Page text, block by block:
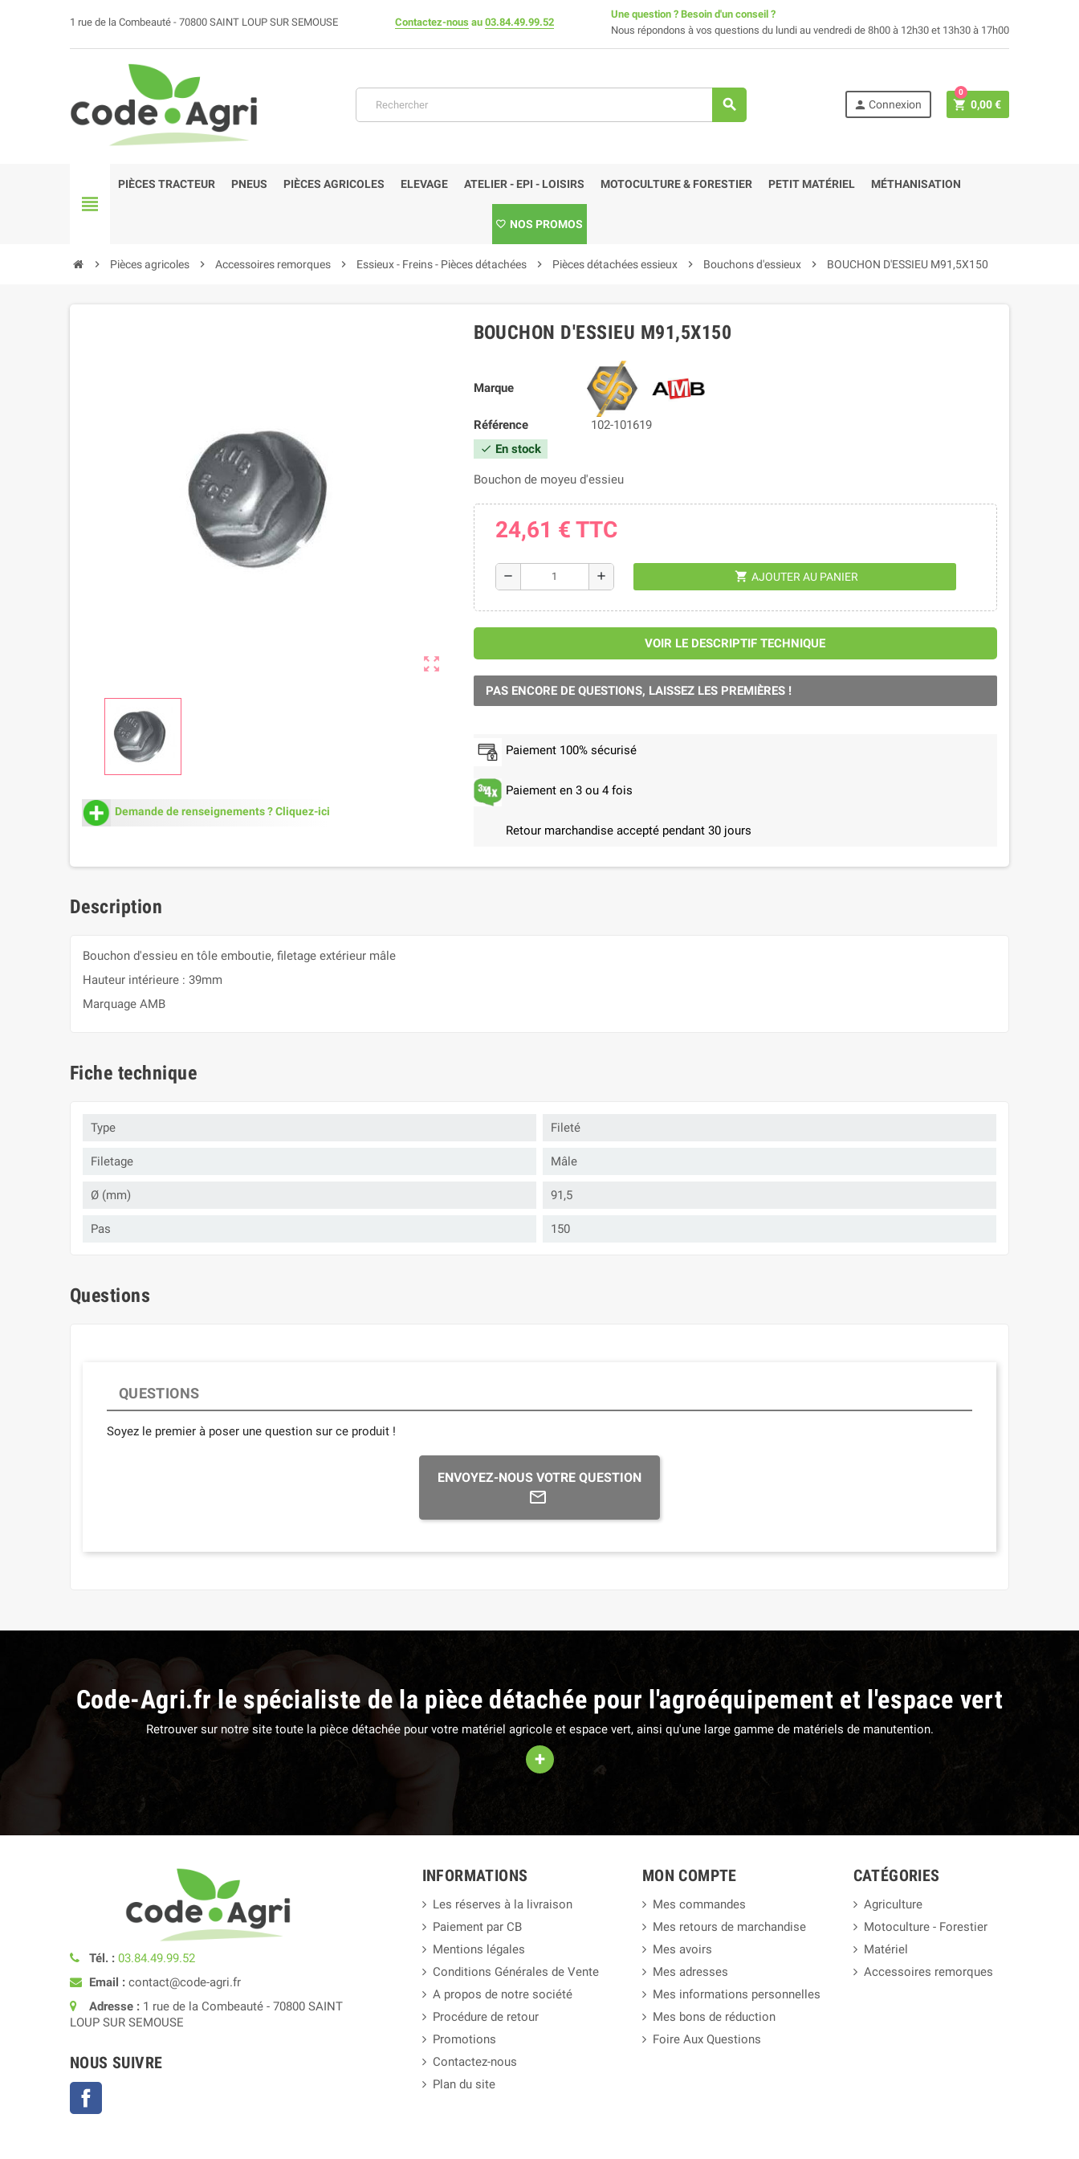
1 rue de la Combeauté - 70800 SAINT LOUP SUR SEMOUSE Contactez-nous au 03.84.49.99.52
Une question ? Besoin d'un conseil ?
Nous répondons à vos questions du lundi au vendredi de 8h00 à 12h30 et 13h30 à 17h00
search person Connexion shopping_cart 0,00 €
0
view_headline
PIÈCES TRACTEUR PNEUS PIÈCES AGRICOLES ELEVAGE ATELIER - EPI - LOISIRS MOTOCULTURE & FORESTIER PETIT MATÉRIEL MÉTHANISATION
NOS PROMOS
chevron_right Pièces agricoles chevron_right Accessoires remorques chevron_right Essieux - Freins - Pièces détachées chevron_right Pièces détachées essieux chevron_right Bouchons d'essieux chevron_right BOUCHON D'ESSIEU M91,5X150
zoom_out_map
Demande de renseignements ? Cliquez-ici
BOUCHON D'ESSIEU M91,5X150
Marque
Référence 102-101619
check En stock
Bouchon de moyeu d'essieu
24,61 € TTC
remove add shopping_cart AJOUTER AU PANIER
VOIR LE DESCRIPTIF TECHNIQUE
PAS ENCORE DE QUESTIONS, LAISSEZ LES PREMIÈRES !
Paiement 100% sécurisé
Paiement en 3 ou 4 fois
Retour marchandise accepté pendant 30 jours
Description
Bouchon d'essieu en tôle emboutie, filetage extérieur mâle
Hauteur intérieure : 39mm
Marquage AMB
Fiche technique
Type Fileté
Filetage Mâle
Ø (mm) 91,5
Pas 150
Questions
QUESTIONS
Soyez le premier à poser une question sur ce produit !
ENVOYEZ-NOUS VOTRE QUESTION
Code-Agri.fr le spécialiste de la pièce détachée pour l'agroéquipement et l'espace vert
Retrouver sur notre site toute la pièce détachée pour votre matériel agricole et espace vert, ainsi qu'une large gamme de matériels de manutention.
+
Tél. : 03.84.49.99.52
Email : contact@code-agri.fr
Adresse : 1 rue de la Combeauté - 70800 SAINT
LOUP SUR SEMOUSE
NOUS SUIVRE
INFORMATIONS
Les réserves à la livraison
Paiement par CB
Mentions légales
Conditions Générales de Vente
A propos de notre société
Procédure de retour
Promotions
Contactez-nous
Plan du site
MON COMPTE
Mes commandes
Mes retours de marchandise
Mes avoirs
Mes adresses
Mes informations personnelles
Mes bons de réduction
Foire Aux Questions
CATÉGORIES
Agriculture
Motoculture - Forestier
Matériel
Accessoires remorques